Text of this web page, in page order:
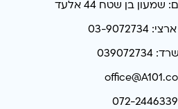
בן שטח 44 אלעד
03-9072734
072-2446339